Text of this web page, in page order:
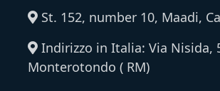
St. 152, number 10, Maadi,
Indirizzo in Italia: Via Nisida,
Monterotondo ( RM)